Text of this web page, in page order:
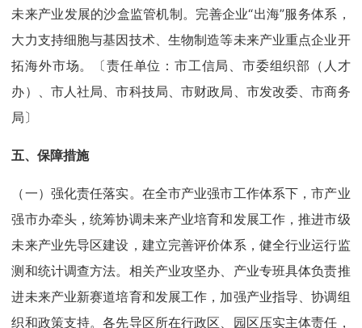
未来产业发展的沙盒监管机制。完善企业“出海”服务体系，
大力支持细胞与基因技术、生物制造等未来产业重点企业开
拓海外市场。〔责任单位：市工信局、市委组织部（人才
办）、市人社局、市科技局、市财政局、市发改委、市商务
局〕
五、保障措施
（一）强化责任落实。在全市产业强市工作体系下，市产业
强市办牵头，统筹协调未来产业培育和发展工作，推进市级
未来产业先导区建设，建立完善评价体系，健全行业运行监
测和统计调查方法。相关产业攻坚办、产业专班具体负责推
进未来产业新赛道培育和发展工作，加强产业指导、协调组
织和政策支持。各先导区所在行政区、园区压实主体责任，